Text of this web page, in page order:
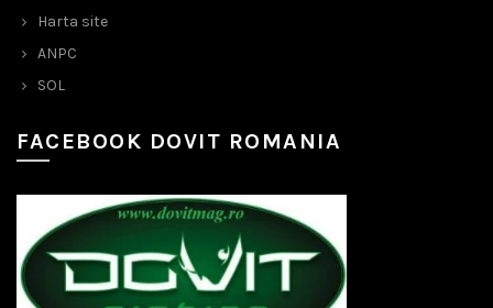
Harta site
ANPC
SOL
FACEBOOK DOVIT ROMANIA